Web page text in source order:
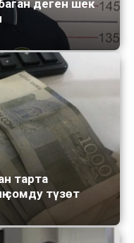
деген шек
тарта
сомду түзөт